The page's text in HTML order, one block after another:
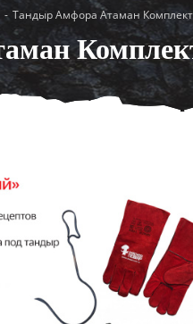
- Тандыр Амфора Атаман